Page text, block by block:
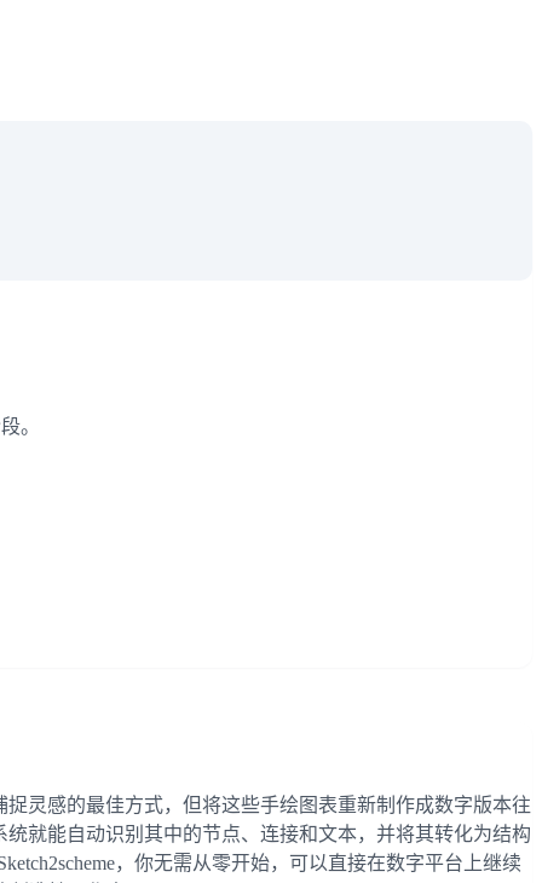
。
灵感的最佳方式，但将这些手绘图表重新制作成数字版本往
就能自动识别其中的节点、连接和文本，并将其转化为结构
，你无需从零开始，可以直接在数字平台上继续